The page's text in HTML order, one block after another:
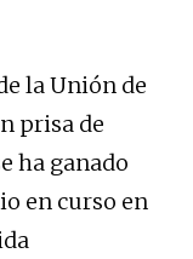
la Unión de
prisa de
ha ganado
en curso en